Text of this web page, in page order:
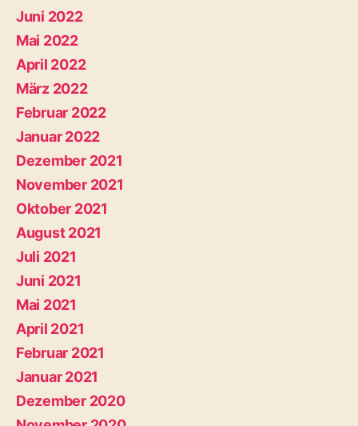
Juni 2022
Mai 2022
April 2022
März 2022
Februar 2022
Januar 2022
Dezember 2021
November 2021
Oktober 2021
August 2021
Juli 2021
Juni 2021
Mai 2021
April 2021
Februar 2021
Januar 2021
Dezember 2020